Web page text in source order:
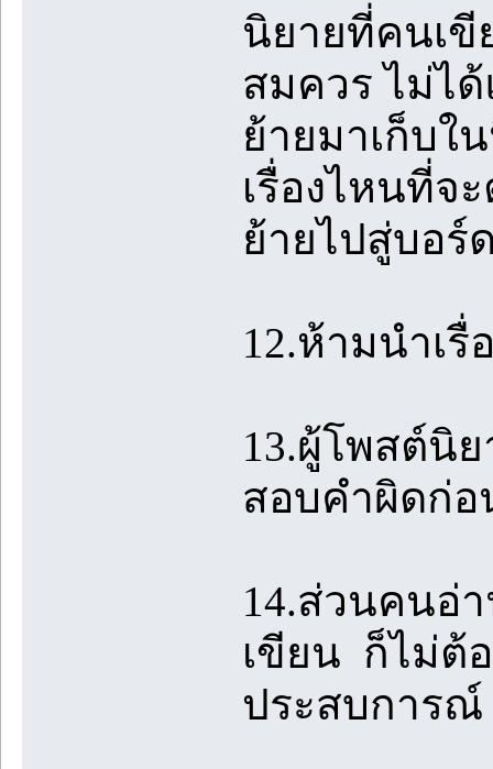
นิยายที่คนเขี
สมควร ไม่ไ
ย้ายมาเก็บใ
เรื่องไหนที่จ
ย้ายไปสู่บอร์
12.ห้ามนำเ
13.ผู้โพสต์นิ
สอบคำผิดก่
14.ส่วนคนอ่
เขียน ก็ไม่ต้
ประสบการ